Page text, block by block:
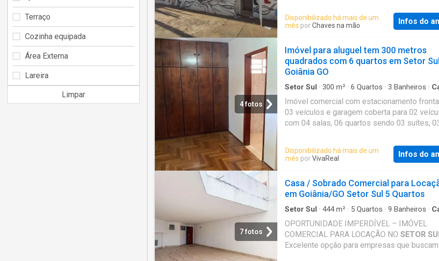
setor setor, entre Praça cívica e Cepal.
impostos e taxas são aproximados e
Fale Conosco Através dos números: (62) -
WhatsApp Referência: CA0198
Disponibilizado há mais de um
mês porChaves na mão Infos do
4 fotos
Imóvel para aluguel tem 300 metros
quadrados com 6 quartos em Setor Sul
Goiânia GO
Setor Sul · 300 m² · 6 Quartos · 3 Banheiros ·
Imóvel comercial com estacionamento
03 veículos e garagem coberta para 02
com 04 salas, 06 quartos sendo 03 suítes,
Ideal para escritórios de advocacia,
escolas de inglês, etc
Disponibilizado há mais de um
mês porVivaReal Infos do
7 fotos
Casa / Sobrado Comercial para
em Goiânia/GO Setor Sul 5 Quartos
Setor Sul · 444m² · 5 Quartos · 9 Banheiros ·
OPORTUNIDADE IMPERDÍVEL – IMÓVEL
COMERCIAL PARA LOCAÇÃO NO SETOR
Excelente opção para empresas que
Terraço
Cozinha equipada
Área Externa
Lareira
Limpar